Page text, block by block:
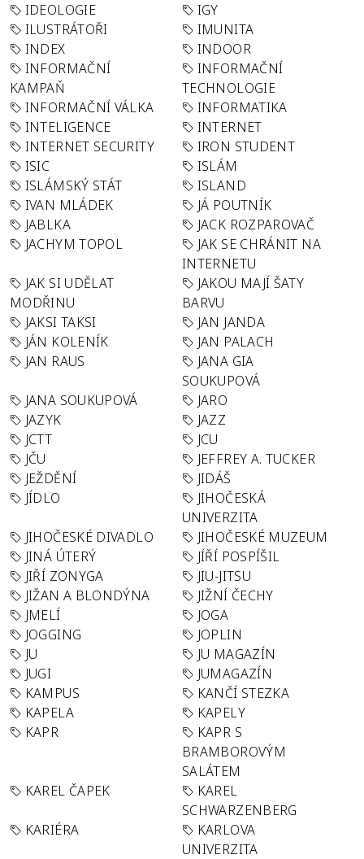
IDEOLOGIE
IGY
ILUSTRÁTOŘI
IMUNITA
INDEX
INDOOR
INFORMAČNÍ
KAMPAŇ
INFORMAČNÍ
TECHNOLOGIE
INFORMAČNÍ VÁLKA
INFORMATIKA
INTELIGENCE
INTERNET
INTERNET SECURITY
IRON STUDENT
ISIC
ISLÁM
ISLÁMSKÝ STÁT
ISLAND
IVAN MLÁDEK
JÁ POUTNÍK
JABLKA
JACK ROZPAROVAČ
JACHYM TOPOL
JAK SE CHRÁNIT NA
INTERNETU
JAK SI UDĚLAT
MODŘINU
JAKOU MAJÍ ŠATY
BARVU
JAKSI TAKSI
JAN JANDA
JÁN KOLENÍK
JAN PALACH
JAN RAUS
JANA GIA
SOUKUPOVÁ
JANA SOUKUPOVÁ
JARO
JAZYK
JAZZ
JCTT
JCU
JČU
JEFFREY A. TUCKER
JEŽDĚNÍ
JIDÁŠ
JÍDLO
JIHOČESKÁ
UNIVERZITA
JIHOČESKÉ DIVADLO
JIHOČESKÉ MUZEUM
JINÁ ÚTERÝ
JÍŘÍ POSPÍŠIL
JIŘÍ ZONYGA
JIU-JITSU
JIŽAN A BLONDÝNA
JIŽNÍ ČECHY
JMELÍ
JOGA
JOGGING
JOPLIN
JU
JU MAGAZÍN
JUGI
JUMAGAZÍN
KAMPUS
KANČÍ STEZKA
KAPELA
KAPELY
KAPR
KAPR S
BRAMBOROVÝM
SALÁTEM
KAREL ČAPEK
KAREL
SCHWARZENBERG
KARIÉRA
KARLOVA
UNIVERZITA